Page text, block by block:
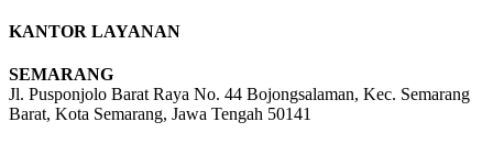
KANTOR LAYANAN
SEMARANG
Jl. Pusponjolo Barat Raya No. 44 Bojongsalaman, Kec. Semarang
Barat, Kota Semarang, Jawa Tengah 50141